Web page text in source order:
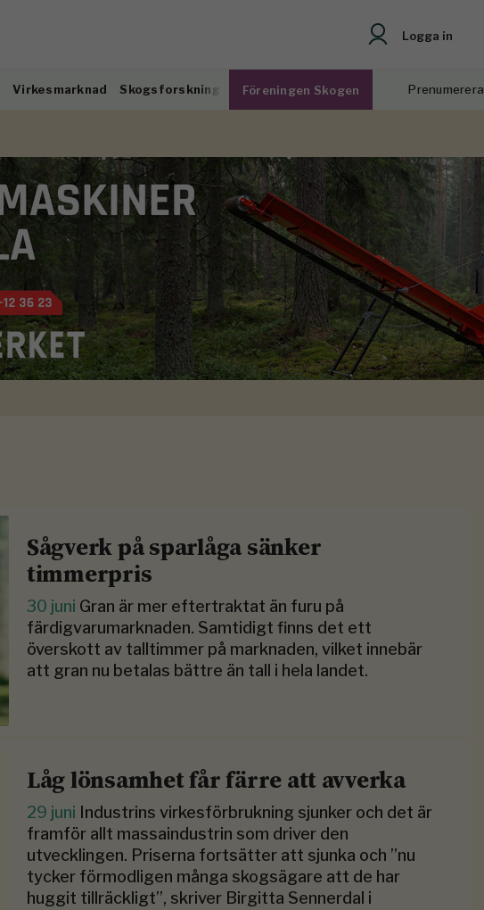
Logga in
Virkesmarknad Skogsforskning Föreningen Skogen Prenumerera
Sågverk på sparlåga sänker
timmerpris
30 juni Gran är mer eftertraktat än furu på
färdigvarumarknaden. Samtidigt finns det ett
överskott av talltimmer på marknaden, vilket innebär
att gran nu betalas bättre än tall i hela landet.
Låg lönsamhet får färre att avverka
29 juni Industrins virkesförbrukning sjunker och det är
framför allt massaindustrin som driver den
utvecklingen. Priserna fortsätter att sjunka och ”nu
tycker förmodligen många skogsägare att de har
huggit tillräckligt”, skriver Birgitta Sennerdal i